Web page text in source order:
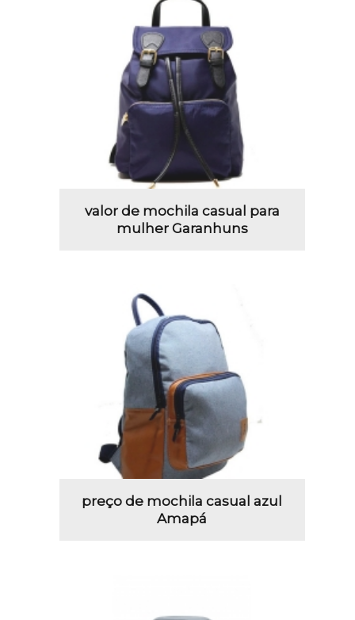
valor de mochila casual para
mulher Garanhuns
preço de mochila casual azul
Amapá